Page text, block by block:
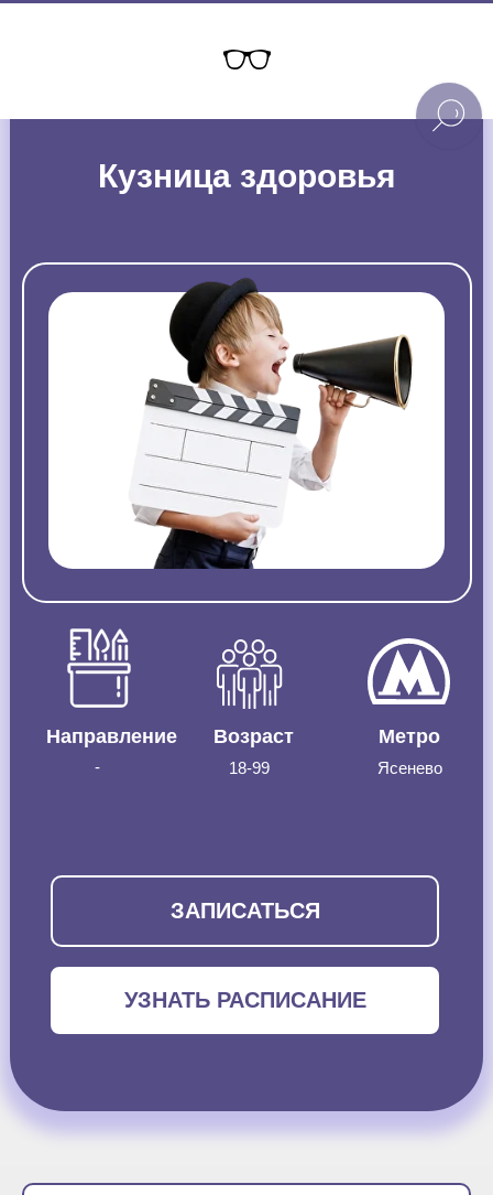
Кузница здоровья
Направление
-
Возраст
18-99
Метро
Ясенево
УЗНАТЬ РАСПИСАНИЕ
ЗАПИСАТЬСЯ